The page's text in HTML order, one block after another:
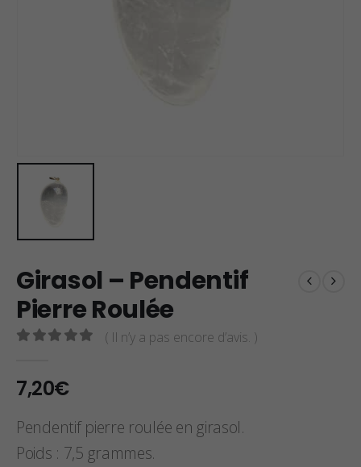
Girasol – Pendentif
Pierre Roulée
( Il n’y a pas encore d’avis. )
7,20€
Pendentif pierre roulée en girasol.
Poids : 7,5 grammes.